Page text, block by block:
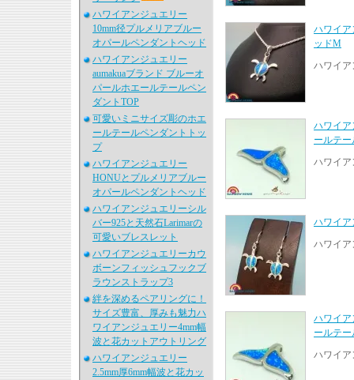
ハワイアンジュエリー
10mm径プルメリアブルー
オパールペンダントヘッド
ハワイアンジュエリー
aumakuaブランド ブルーオ
パールホエールテールペン
ダントTOP
可愛いミニサイズ彫のホエ
ールテールペンダントトッ
プ
ハワイアンジュエリー
HONUとプルメリアブルー
オパールペンダントヘッド
ハワイアンジュエリーシル
バー925と天然石Larimarの
可愛いブレスレット
ハワイアンジュエリーカウ
ボーンフィッシュフックブ
ラウンストラップ3
絆を深めるペアリングに！
サイズ豊富、厚みも魅力ハ
ワイアンジュエリー4mm幅
波と花カットアウトリング
ハワイアンジュエリー
2.5mm厚6mm幅波と花カッ
ハワイ
ッドM
ハワイア
ハワイア
ールテ
ハワイア
ハワイ
ハワイア
ハワイア
ールテ
ハワイア